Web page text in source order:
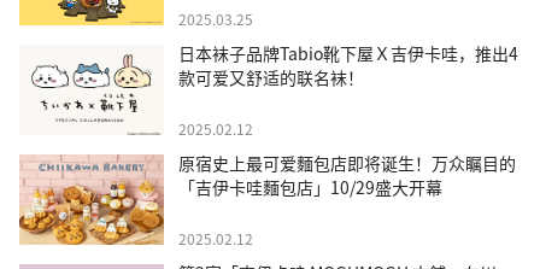
2025.03.25
日本袜子品牌Tabio靴下屋Ｘ吉伊卡哇，推出4
款可爱又舒适的联名袜！
2025.02.12
原宿史上最可爱麵包店即将诞生！万众瞩目的
「吉伊卡哇麵包店」10/29盛大开幕
2025.02.12